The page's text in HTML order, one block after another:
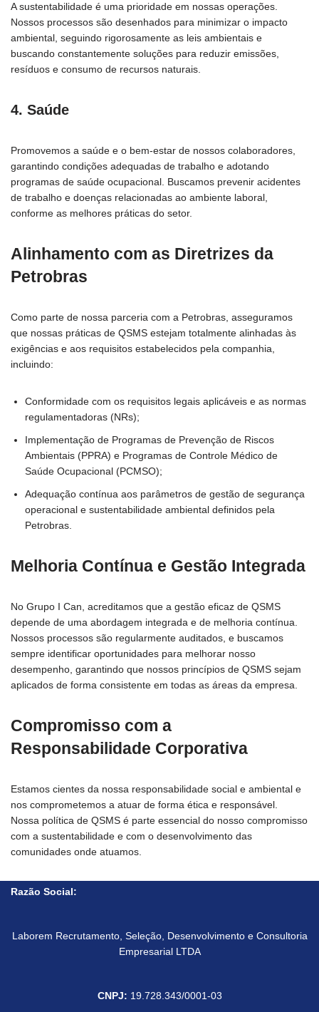
A sustentabilidade é uma prioridade em nossas operações.
Nossos processos são desenhados para minimizar o impacto
ambiental, seguindo rigorosamente as leis ambientais e
buscando constantemente soluções para reduzir emissões,
resíduos e consumo de recursos naturais.
4. Saúde
Promovemos a saúde e o bem-estar de nossos colaboradores,
garantindo condições adequadas de trabalho e adotando
programas de saúde ocupacional. Buscamos prevenir acidentes
de trabalho e doenças relacionadas ao ambiente laboral,
conforme as melhores práticas do setor.
Alinhamento com as Diretrizes da
Petrobras
Como parte de nossa parceria com a Petrobras, asseguramos
que nossas práticas de QSMS estejam totalmente alinhadas às
exigências e aos requisitos estabelecidos pela companhia,
incluindo:
Conformidade com os requisitos legais aplicáveis e as normas
regulamentadoras (NRs);
Implementação de Programas de Prevenção de Riscos
Ambientais (PPRA) e Programas de Controle Médico de
Saúde Ocupacional (PCMSO);
Adequação contínua aos parâmetros de gestão de segurança
operacional e sustentabilidade ambiental definidos pela
Petrobras.
Melhoria Contínua e Gestão Integrada
No Grupo I Can, acreditamos que a gestão eficaz de QSMS
depende de uma abordagem integrada e de melhoria contínua.
Nossos processos são regularmente auditados, e buscamos
sempre identificar oportunidades para melhorar nosso
desempenho, garantindo que nossos princípios de QSMS sejam
aplicados de forma consistente em todas as áreas da empresa.
Compromisso com a
Responsabilidade Corporativa
Estamos cientes da nossa responsabilidade social e ambiental e
nos comprometemos a atuar de forma ética e responsável.
Nossa política de QSMS é parte essencial do nosso compromisso
com a sustentabilidade e com o desenvolvimento das
comunidades onde atuamos.
Razão Social:
Laborem Recrutamento, Seleção, Desenvolvimento e Consultoria
Empresarial LTDA
CNPJ: 19.728.343/0001-03